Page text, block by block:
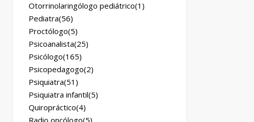
Otorrinolaringólogo pediátrico(1)
Pediatra(56)
Proctólogo(5)
Psicoanalista(25)
Psicólogo(165)
Psicopedagogo(2)
Psiquiatra(51)
Psiquiatra infantil(5)
Quiropráctico(4)
Radio oncólogo(5)